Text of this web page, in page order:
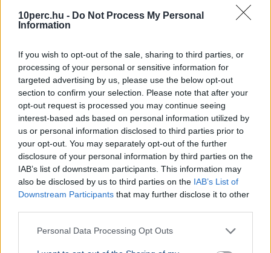
10perc.hu - Do Not Process My Personal
Information
If you wish to opt-out of the sale, sharing to third parties, or
processing of your personal or sensitive information for
targeted advertising by us, please use the below opt-out
section to confirm your selection. Please note that after your
opt-out request is processed you may continue seeing
interest-based ads based on personal information utilized by
us or personal information disclosed to third parties prior to
your opt-out. You may separately opt-out of the further
disclosure of your personal information by third parties on the
IAB’s list of downstream participants. This information may
also be disclosed by us to third parties on the IAB’s List of
Downstream Participants that may further disclose it to other
Personal Data Processing Opt Outs
Interaktív térkép mutatja Magyarország
energiaellátási helyzetét
Magyarország Aszály Atomerőmű Gazdaság Kapitány István
A Hol a delej? nevű interaktív oldal folyamatosan frissülő
termelését és importját az energiaválság idején.
Bővebben...